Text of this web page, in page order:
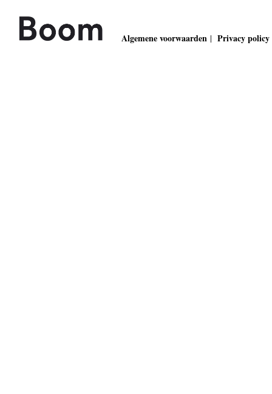
Algemene voorwaarden | Privacy policy